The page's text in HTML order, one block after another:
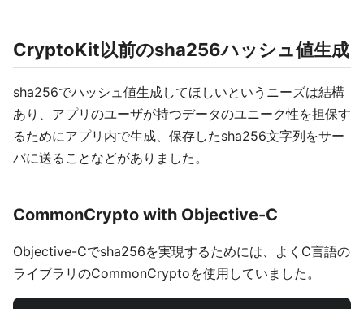
CryptoKit以前のsha256ハッシュ値生成
sha256でハッシュ値生成してほしいというニーズは結構
あり、アプリのユーザが持つデータのユニーク性を担保す
るためにアプリ内で生成、保存したsha256文字列をサー
バに送ることなどがありました。
CommonCrypto with Objective-C
Objective-Cでsha256を実現するためには、よくC言語の
ライブラリのCommonCryptoを使用していました。